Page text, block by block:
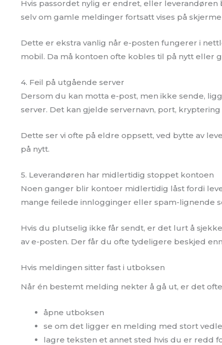
Hvis passordet nylig er endret, eller
selv om gamle meldinger fortsatt vises på
Dette er ekstra vanlig når e-posten fungerer i
mobil. Da må kontoen ofte kobles til på nytt eller
4. Feil på utgående server
Dersom du kan motta e-post, men ikke sende,
server. Det kan gjelde servernavn, port,
Dette ser vi ofte på eldre oppsett, ved bytte av
på nytt.
5. Leverandøren har midlertidig stoppet kontoen
Noen ganger blir kontoer midlertidig låst fordi
mange feilede innlogginger eller spam-lignende
Hvis du plutselig ikke får sendt, er det lurt å
av e-posten. Der får du ofte tydeligere beskjed
Hvis meldingen sitter fast i utboksen
Når én bestemt melding nekter å gå ut, er det
åpne utboksen
se om det ligger en melding med stort
lagre teksten et annet sted hvis du er redd